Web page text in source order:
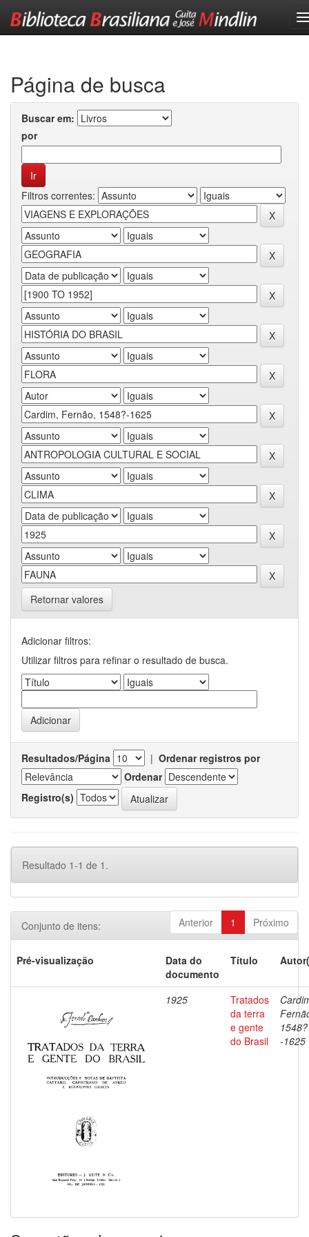
Página de busca
Buscar em:
por
Filtros correntes:
Retornar valores
Adicionar filtros:
Utilizar filtros para refinar o resultado de busca.
Resultados/Página | Ordenar registros por
Ordenar
Registro(s)
Resultado 1-1 de 1.
Anterior 1 Próximo
Conjunto de itens:
Pré-visualização
Data do
documento
Título
1925
Tratados
da terra
e gente
do Brasil
1548?
-1625